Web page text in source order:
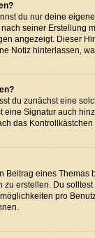
du nur deine
seiner Erstellung
angezeigt. Dieser
Notiz hinterlassen,
du zunächst eine
eine Signatur auch
das
eines
erstellen. Du
pro